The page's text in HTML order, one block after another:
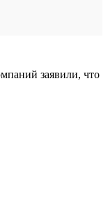
заявили, что